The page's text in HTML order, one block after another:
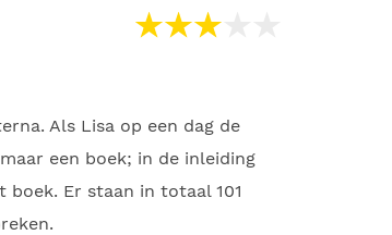
Als Lisa op een dag de
een boek; in de inleiding
Er staan in totaal 101